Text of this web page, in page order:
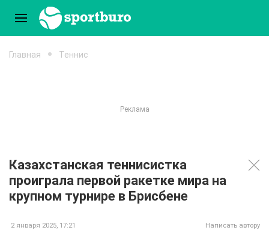
Главная Теннис
Казахстанская теннисистка
проиграла первой ракетке мира на
крупном турнире в Брисбене
2 января 2025, 17:21 Написать автору